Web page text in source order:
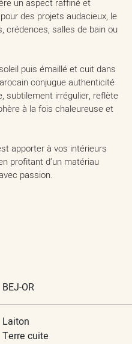
un aspect raffiné et
des projets audacieux, le
crédences, salles de bain ou
puis émaillé et cuit dans
conjugue authenticité
subtilement irrégulier, reflète
à la fois chaleureuse et
apporter à vos intérieurs
profitant d’un matériau
passion.
BEJ-OR
Laiton
Terre cuite